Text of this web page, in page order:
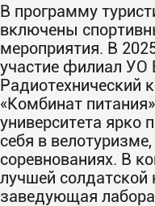
В программу
включены
мероприятия. В
участие филиал
Радиотехнический
«Комбинат
университета ярко
себя в
соревнованиях. В
лучшей
заведующая